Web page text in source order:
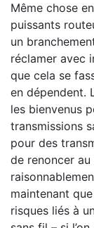
Même chose
puissants
un
réclamer avec
que cela se
en dépendent.
les bienvenus
transmissions
pour des
de renoncer
maintenant
risques liés à